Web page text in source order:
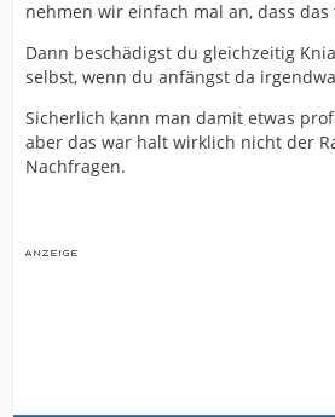
nehmen wir einfach mal an, dass
Dann beschädigst du gleichzeitig
selbst, wenn du anfängst da
Sicherlich kann man damit etwas
aber das war halt wirklich nicht der
Nachfragen.